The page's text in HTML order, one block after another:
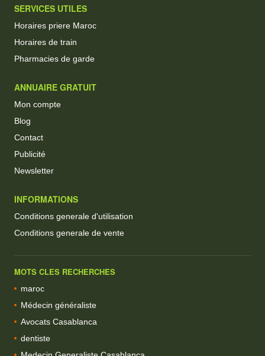
SERVICES UTILES
Horaires priere Maroc
Horaires de train
Pharmacies de garde
ANNUAIRE GRATUIT
Mon compte
Blog
Contact
Publicité
Newsletter
INFORMATIONS
Conditions generale d'utilisation
Conditions generale de vente
MOTS CLES RECHERCHES
maroc
Médecin généraliste
Avocats Casablanca
dentiste